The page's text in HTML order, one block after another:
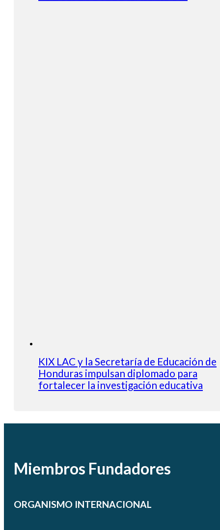
KIX LAC y la Secretaría de Educación de
Honduras impulsan diplomado para
fortalecer la investigación educativa
Miembros Fundadores
ORGANISMO INTERNACIONAL